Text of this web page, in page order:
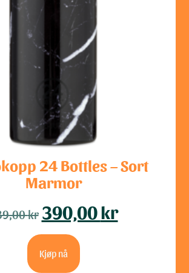
24 Bottles – Sort
Marmor
kr 390,00kr
Kjøp nå